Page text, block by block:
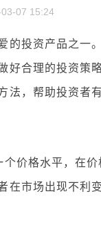
07 15:24
投资产品之一
好合理的投资策
，帮助投资者
价格水平，在
在市场出现不利